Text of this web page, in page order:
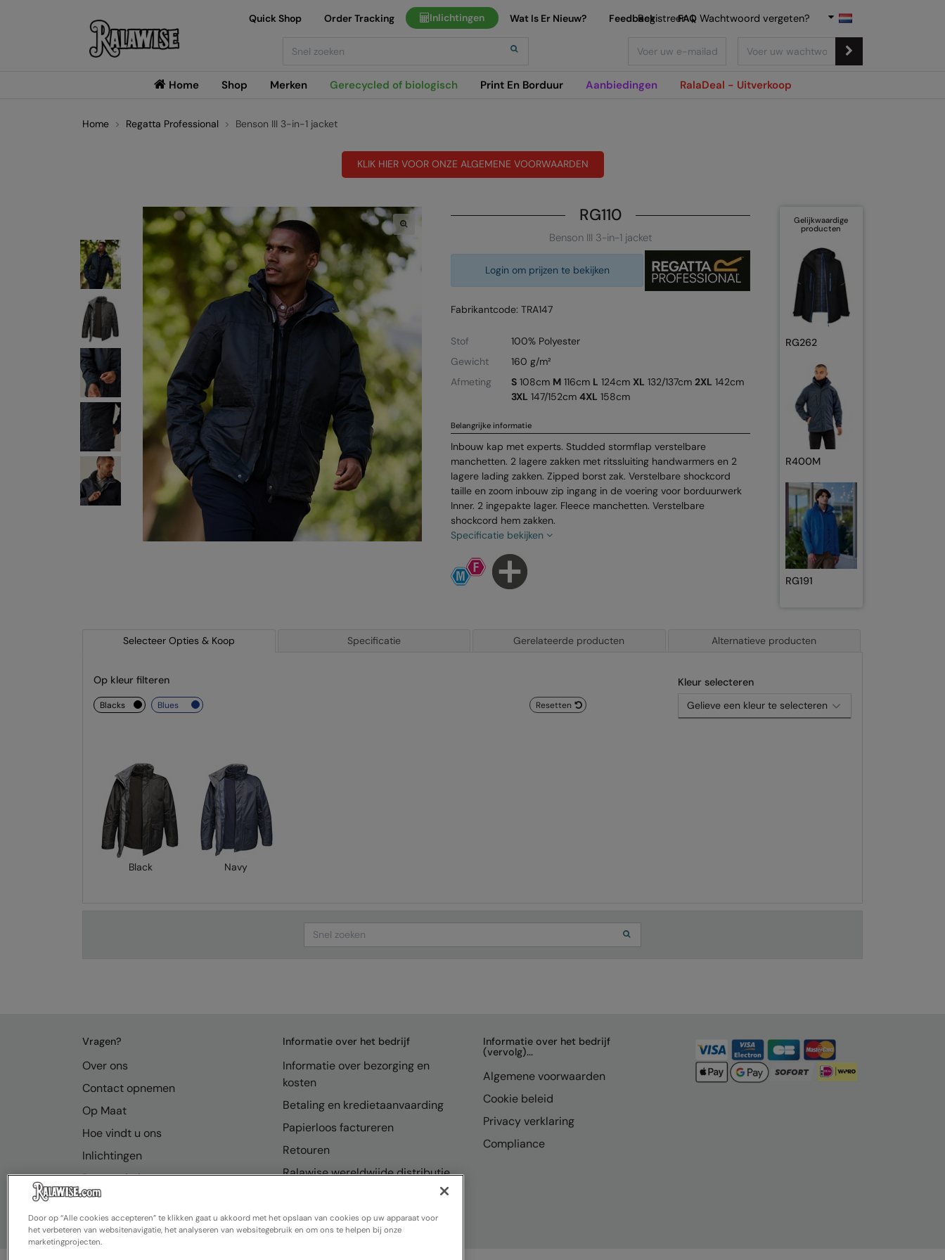
Home Shop Merken Gerecycled of biologisch Print En Borduur Aanbiedingen RalaDeal - Uitverkoop
Quick Shop Order Tracking Inlichtingen Wat Is Er Nieuw? Feedback FAQ
Registreer | Wachtwoord vergeten?
Home Regatta Professional Benson III 3-in-1 jacket
KLIK HIER VOOR ONZE ALGEMENE VOORWAARDEN
RG110
Benson III 3-in-1 jacket
Login om prijzen te bekijken
Fabrikantcode: TRA147
Stof
100% Polyester
Gewicht
160 g/m²
Afmeting
S108cm M116cm L 124cm XL 132/137cm 2XL 142cm
3XL 147/152cm 4XL 158cm
Belangrijke informatie
Inbouw kap met experts. Studded stormflap verstelbare
manchetten. 2 lagere zakken met ritssluiting handwarmers en 2
lagere lading zakken. Zipped borst zak. Verstelbare shockcord
taille en zoom inbouw zip ingang in de voering voor borduurwerk
Inner. 2 ingepakte lager. Fleece manchetten. Verstelbare
shockcord hem zakken.
Specificatie bekijken
Gelijkwaardige
producten
RG262
R400M
RG191
Selecteer Opties & Koop Specificatie Gerelateerde producten Alternatieve producten
Kleur selecteren
Op kleur filteren
Resetten
blacks blues
Black Navy
Search
Vragen?
Over ons
Contact opnemen
Op Maat
Hoe vindt u ons
Inlichtingen
Bronnenhub
FAQ
Informatie over het bedrijf
Informatie over bezorging en
kosten
Betaling en kredietaanvaarding
Papierloos factureren
Retouren
Ralawise wereldwijde distributie
Informatie over het bedrijf
(vervolg)...
Algemene voorwaarden
Cookie beleid
Privacy verklaring
Compliance
Door op “Alle cookies accepteren” te klikken gaat u akkoord met het opslaan van cookies op uw apparaat voor
het verbeteren van websitenavigatie, het analyseren van websitegebruik en om ons te helpen bij onze
marketingprojecten.